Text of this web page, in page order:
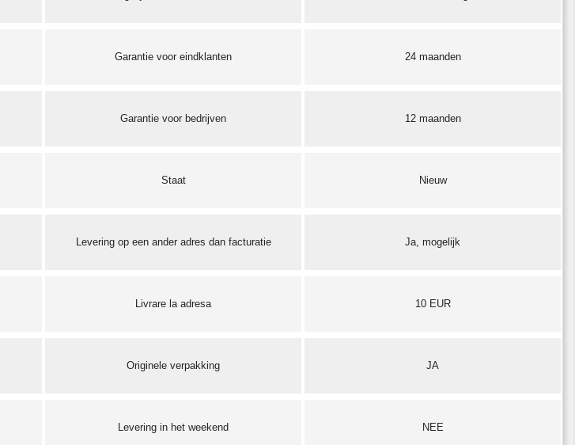
Garantie voor eindklanten 24 maanden
Garantie voor bedrijven 12 maanden
Staat Nieuw
Levering op een ander adres dan facturatie Ja, mogelijk
Livrare la adresa 10 EUR
Originele verpakking JA
Levering in het weekend NEE